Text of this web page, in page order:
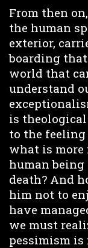
From then
the human
exterior,
boarding
world that
understand
is
to the
what is more
human being
death? And
him not to
have
we must
pessimism